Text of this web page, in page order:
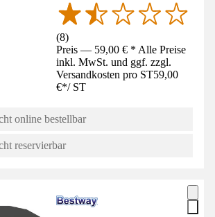
(8)
Preis — 59,00 € * Alle Preise
inkl. MwSt. und ggf. zzgl.
Versandkosten pro ST59,00
€*/ ST
online bestellbar
reservierbar